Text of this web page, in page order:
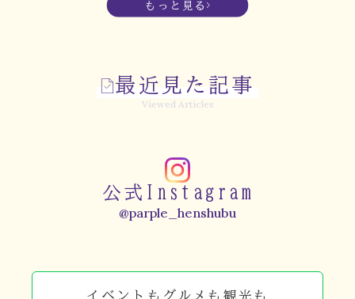
もっと見る
最近見た記事
Viewed Articles
公式Instagram
@parple_henshubu
イベントもグルメも観光も